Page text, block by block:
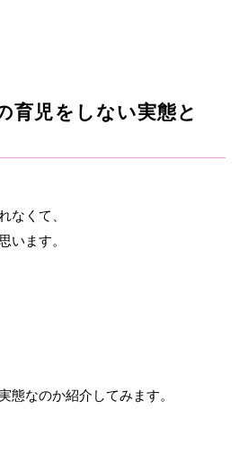
育児をしない実態と
なくて、
います。
態なのか紹介してみます。